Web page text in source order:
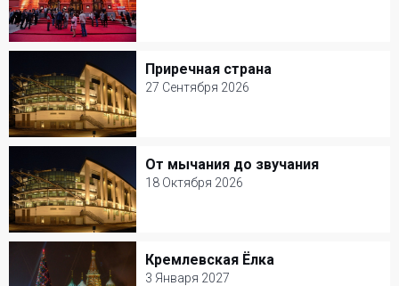
14 Сентября 2026
Театр Наций
Цирк
Приречная страна
27 Сентября 2026
Приречная страна
27 Сентября 2026
Мастерская Петра Фоменко
Цирк
От мычания до звучания
18 Октября 2026
От мычания до звучания
18 Октября 2026
Мастерская Петра Фоменко
Цирк
Кремлевская Ёлка
3 Января 2027
Кремлевская Ёлка